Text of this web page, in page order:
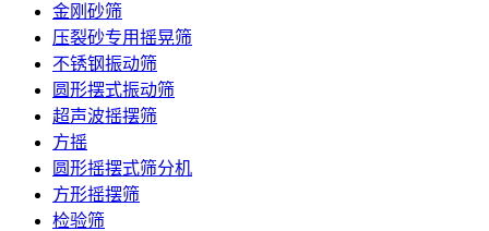
金刚砂筛
压裂砂专用摇晃筛
不锈钢振动筛
圆形摆式振动筛
超声波摇摆筛
方摇
圆形摇摆式筛分机
方形摇摆筛
检验筛